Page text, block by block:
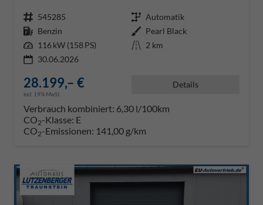
Fahrzeugnr. 545285 Getriebe Automatik
Kraftstoff Benzin Außenfarbe Pearl Black
Leistung 116 kW (158 PS) Kilometerstand 2 km
30.06.2026
28.199,– €
incl. 19% MwSt.
Details
Verbrauch kombiniert: 6,30 l/100km
CO2-Klasse: E
CO2-Emissionen: 141,00 g/km